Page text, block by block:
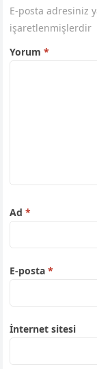
E-posta adresiniz
işaretlenmişlerdir
Yorum*
Ad*
E-posta*
İnternet sitesi